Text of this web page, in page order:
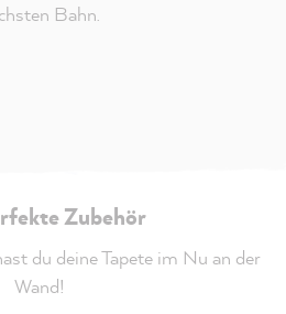
Bahn.
Zubehör
du deine Tapete im Nu an der
Wand!